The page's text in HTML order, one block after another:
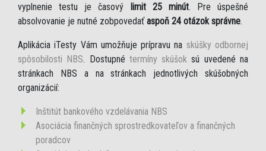
vyplnenie testu je časový limit 25 minút. Pre úspešné
absolvovanie je nutné zobpovedaťaspoň 24 otázok správne.
Aplikácia iTesty Vám umožňuje prípravu na skúšky odbornej
spôsobilosti NBS. Dostupné termíny skúšok sú uvedené na
stránkach NBS a na stránkach jednotlivých skúšobných
organizácií:
Inštitút bankového vzdelávania NBS
Asociácia finančných sprostredkovateľov a finančných
poradcov